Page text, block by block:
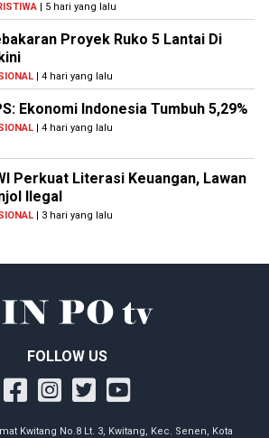
| 5 hari yang lalu
Proyek Ruko 5 Lantai Di
| 4 hari yang lalu
Ekonomi Indonesia Tumbuh 5,29%
| 4 hari yang lalu
Perkuat Literasi Keuangan, Lawan
Ilegal
| 3 hari yang lalu
FOLLOW US
Kwitang No.8 Lt. 3, Kwitang, Kec. Senen, Kota